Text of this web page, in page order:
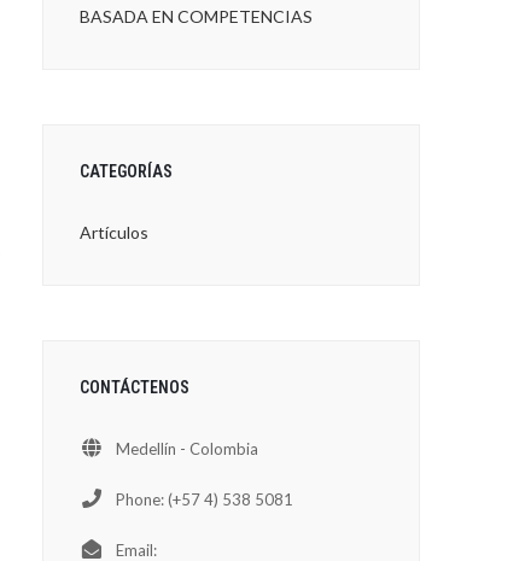
BASADA EN COMPETENCIAS
CATEGORÍAS
Artículos
CONTÁCTENOS
Medellín - Colombia
Phone: (+57 4) 538 5081
Email: